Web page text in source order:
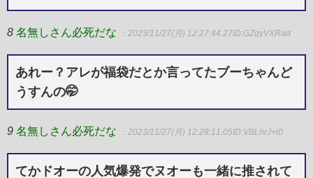
8 名無しさん必死だな ：2023/11/27(月) 12:27:44.27ID:GZqyVXRad
あれー？アレが福袋だとか言ってたブーちゃんど
うすんの🤭
9 名無しさん必死だな ：2023/11/27(月) 12:28:11.05ID:VBLhrJ+i0
てかドオーの人気爆発でヌオーも一緒に推されて